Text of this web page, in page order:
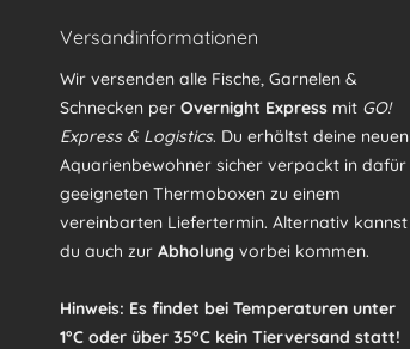
Versandinformationen
Wir versenden alle Fische, Garnelen &
Schnecken per Overnight Express mit GO!
Express & Logistics. Du erhältst deine neuen
Aquarienbewohner sicher verpackt in dafür
geeigneten Thermoboxen zu einem
vereinbarten Liefertermin. Alternativ kannst
du auch zur Abholung vorbei kommen.
Hinweis: Es findet bei Temperaturen unter
1°C oder über 35°C kein Tierversand statt!